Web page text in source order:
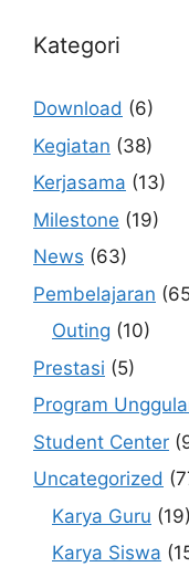
Kategori
Download (6)
Kegiatan (38)
Kerjasama (13)
Milestone (19)
News (63)
Pembelajaran
Outing (10)
Prestasi (5)
Program
Student Center
Uncategorized
Karya Guru (19)
Karya Siswa